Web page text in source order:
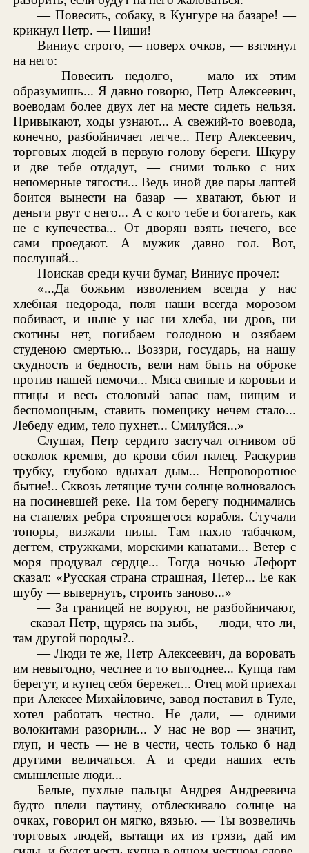
— Повесить, собаку, в Кунгуре на базаре! —
крикнул Петр. — Пиши!
Виниус строго, — поверх очков, — взглянул
на него:
— Повесить недолго, — мало их этим
образумишь... Я давно говорю, Петр Алексеевич,
воеводам более двух лет на месте сидеть нельзя.
Привыкают, ходы узнают... А свежий-то воевода,
конечно, разбойничает легче... Петр Алексеевич,
торговых людей в первую голову береги. Шкуру
и две тебе отдадут, — сними только с них
непомерные тягости... Ведь иной две пары лаптей
боится вынести на базар — хватают, бьют и
деньги рвут с него... А с кого тебе и богатеть, как
не с купечества... От дворян взять нечего, все
сами проедают. А мужик давно гол. Вот,
послушай...
Поискав среди кучи бумаг, Виниус прочел:
«...Да божьим изволением всегда у нас
хлебная недорода, поля наши всегда морозом
побивает, и ныне у нас ни хлеба, ни дров, ни
скотины нет, погибаем голодною и озябаем
студеною смертью... Воззри, государь, на нашу
скудность и бедность, вели нам быть на оброке
против нашей немочи... Мяса свиные и коровьи и
птицы и весь столовый запас нам, нищим и
беспомощным, ставить помещику нечем стало...
Лебеду едим, тело пухнет... Смилуйся...»
Слушая, Петр сердито застучал огнивом об
осколок кремня, до крови сбил палец. Раскурив
трубку, глубоко вдыхал дым... Непроворотное
бытие!.. Сквозь летящие тучи солнце волновалось
на посиневшей реке. На том берегу поднимались
на стапелях ребра строящегося корабля. Стучали
топоры, визжали пилы. Там пахло табачком,
дегтем, стружками, морскими канатами... Ветер с
моря продувал сердце... Тогда ночью Лефорт
сказал: «Русская страна страшная, Петер... Ее как
шубу — вывернуть, строить заново...»
— За границей не воруют, не разбойничают,
— сказал Петр, щурясь на зыбь, — люди, что ли,
там другой породы?..
— Люди те же, Петр Алексеевич, да воровать
им невыгодно, честнее и то выгоднее... Купца там
берегут, и купец себя бережет... Отец мой приехал
при Алексее Михайловиче, завод поставил в Туле,
хотел работать честно. Не дали, — одними
волокитами разорили... У нас не вор — значит,
глуп, и честь — не в чести, честь только б над
другими величаться. А и среди наших есть
смышленые люди...
Белые, пухлые пальцы Андрея Андреевича
будто плели паутину, отблескивало солнце на
очках, говорил он мягко, вязью. — Ты возвеличь
торговых людей, вытащи их из грязи, дай им